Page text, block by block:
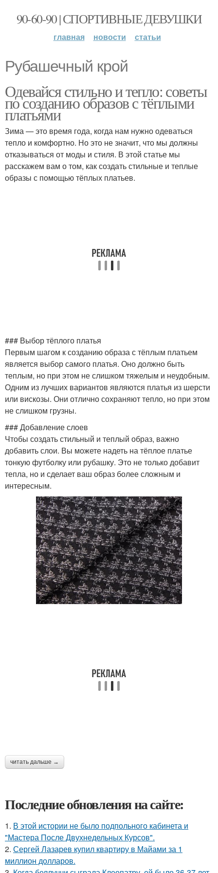
90-60-90 | СПОРТИВНЫЕ ДЕВУШКИ
главная новости статьи
Рубашечный крой
Одевайся стильно и тепло: советы
по созданию образов с тёплыми
платьями
Зима — это время года, когда нам нужно одеваться
тепло и комфортно. Но это не значит, что мы должны
отказываться от моды и стиля. В этой статье мы
расскажем вам о том, как создать стильные и теплые
образы с помощью тёплых платьев.
### Выбор тёплого платья
Первым шагом к созданию образа с тёплым платьем
является выбор самого платья. Оно должно быть
теплым, но при этом не слишком тяжелым и неудобным.
Одним из лучших вариантов являются платья из шерсти
или вискозы. Они отлично сохраняют тепло, но при этом
не слишком грузны.
### Добавление слоев
Чтобы создать стильный и теплый образ, важно
добавить слои. Вы можете надеть на тёплое платье
тонкую футболку или рубашку. Это не только добавит
тепла, но и сделает ваш образ более сложным и
интересным.
читать дальше →
Последние обновления на сайте:
1. В этой истории не было подпольного кабинета и
"Мастера После Двухнедельных Курсов".
2. Сергей Лазарев купил квартиру в Майами за 1
миллион долларов.